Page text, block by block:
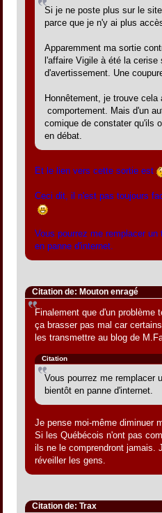
Si je ne poste plus sur le
parce que je n'y ai plus
Apparemment ma sortie
l'affaire Vigile à été la cerise
d'avertissement. Une
Honnêtement, je trouve
comportement. Mais d'un
comique de constater qu'ils
en débat.
Et le lien vers cette sortie est
Ceci dit, il n'est pas toujours
Vous pourrez me remplacer
en panne d'internet.
Citation de: Mouton enragé
Finalement que d'un problème
ça brasser pas mal car
les transmettre au blog de
Citation
Vous pourrez me remplacer
bientôt en panne d'internet.
Je pense moi-même diminuer
Si les Québécois n'ont pas
ils ne le comprendront jamais.
réveiller les gens.
Citation de: Trax